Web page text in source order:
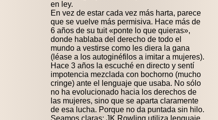
en ley.
En vez de estar cada vez más harta, parece
que se vuelve más permisiva. Hace más de
6 años de su tuit «ponte lo que quieras»,
donde hablaba del derecho de todo el
mundo a vestirse como les diera la gana
(léase a los autoginéfilos a imitar a mujeres).
Hace 3 años la escuché en directo y sentí
impotencia mezclada con bochorno (mucho
cringe) ante el lenguaje que usaba. No sólo
no ha evolucionado hacia los derechos de
las mujeres, sino que se aparta claramente
de esa lucha. Porque no da puntada sin hilo.
Seamos claras: JK Rowling utiliza lenguaje